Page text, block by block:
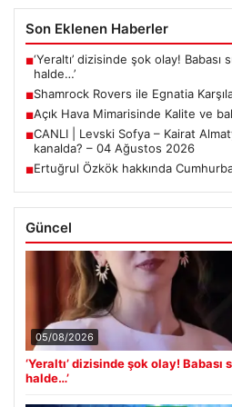
Son Eklenen Haberler
■‘Yeraltı’ dizisinde şok olay! Babası
halde…’
■Shamrock Rovers ile Egnatia
■Açık Hava Mimarisinde Kalite ve
■CANLI | Levski Sofya – Kairat
kanalda? – 04 Ağustos 2026
■Ertuğrul Özkök hakkında
Güncel
05/08/2026
‘Yeraltı’ dizisinde şok olay! Babası
halde…’